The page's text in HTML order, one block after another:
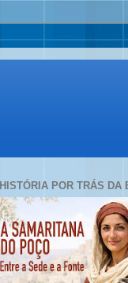
POR TRÁS DA